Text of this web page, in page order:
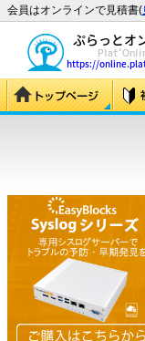
会員はオンラインで見積書(